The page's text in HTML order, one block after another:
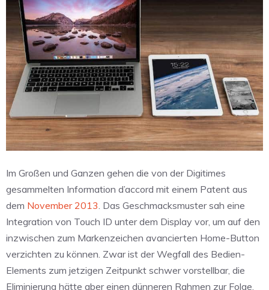
Im Großen und Ganzen gehen die von der Digitimes
gesammelten Information d’accord mit einem Patent aus
dem November 2013. Das Geschmacksmuster sah eine
Integration von Touch ID unter dem Display vor, um auf den
inzwischen zum Markenzeichen avancierten Home-Button
verzichten zu können. Zwar ist der Wegfall des Bedien-
Elements zum jetzigen Zeitpunkt schwer vorstellbar, die
Eliminierung hätte aber einen dünneren Rahmen zur Folge.